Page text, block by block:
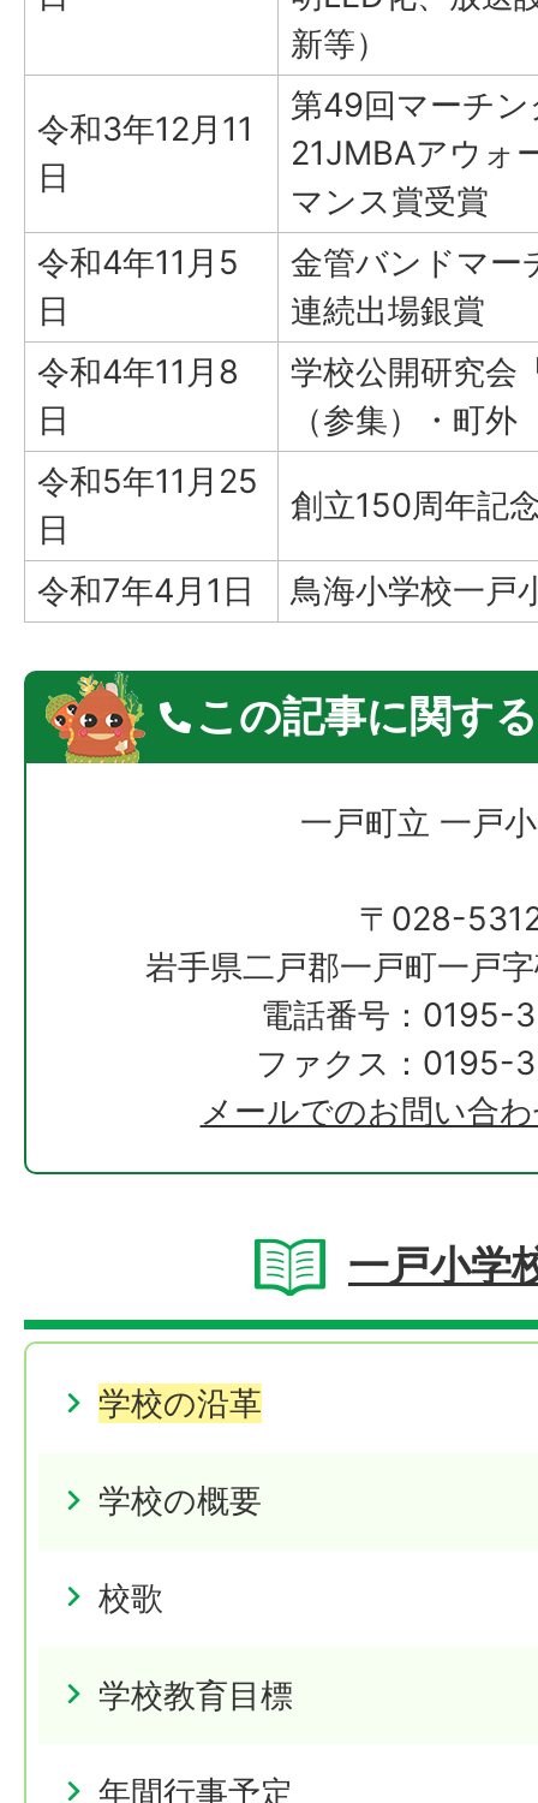
新等）
令和3年12月11
日
第49回マーチ
21JMBAアウォ
マンス賞受賞
令和4年11月5
日
金管バンドマー
連続出場銀賞
令和4年11月8
日
学校公開研究会
（参集）・町
令和5年11月25
日
創立150周年記
令和7年4月1日 鳥海小学校一戸
この記事に関す
一戸町立 一戸
〒028-
岩手県二戸郡一戸町一戸
電話番号：0195-
ファクス：0195-
メールでのお問い合
一戸小学
学校の沿革
学校の概要
校歌
学校教育目標
年間行事予定